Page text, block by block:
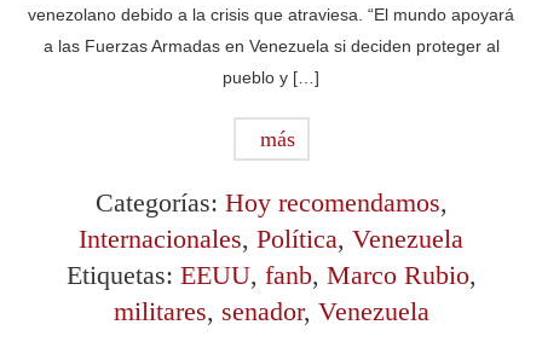
venezolano debido a la crisis que atraviesa. “El mundo apoyará
a las Fuerzas Armadas en Venezuela si deciden proteger al
pueblo y […]
más
Categorías: Hoy recomendamos,
Internacionales, Política, Venezuela
Etiquetas: EEUU, fanb, Marco Rubio,
militares, senador, Venezuela